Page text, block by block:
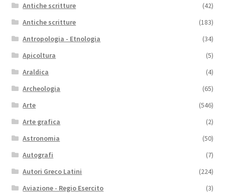
Antiche scritture
(42)
Antiche scritture
(183)
Antropologia - Etnologia
(34)
Apicoltura
(5)
Araldica
(4)
Archeologia
(65)
Arte
(546)
Arte grafica
(2)
Astronomia
(50)
Autografi
(7)
Autori Greco Latini
(224)
Aviazione - Regio Esercito
(3)